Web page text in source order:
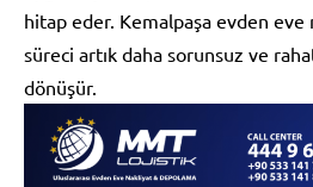
hitap eder. Kemalpaşa evden eve
süreci artık daha sorunsuz ve
dönüşür.